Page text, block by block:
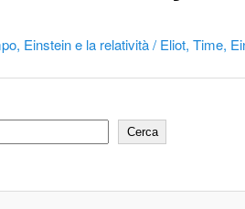
Einstein e la relatività / Eliot, Time,
Cerca